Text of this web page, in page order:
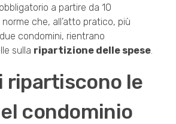
a partire da 10
che, all’atto pratico, più
condomini, rientrano
sulla ripartizione delle spese
ripartiscono le
condominio